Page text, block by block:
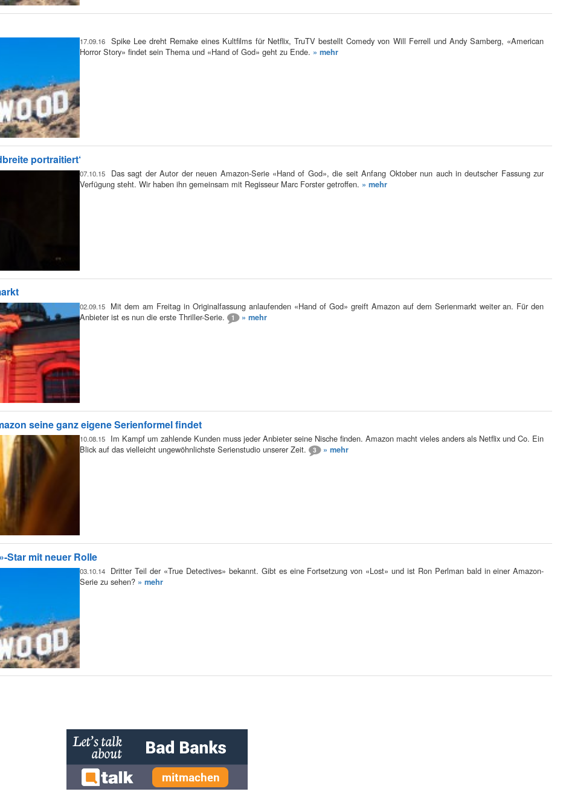
17.09.16
Spike Lee dreht Remake eines Kultfilms für Netflix, TruTV bestellt Comedy von Will Ferrell und Andy Samberg, «American
Horror Story» findet sein Thema und «Hand of God» geht zu Ende. » mehr
portraitiert‘
07.10.15
Das sagt der Autor der neuen Amazon-Serie «Hand of God», die seit Anfang Oktober nun auch in deutscher Fassung zur
Verfügung steht. Wir haben ihn gemeinsam mit Regisseur Marc Forster getroffen. » mehr
02.09.15
Mit dem am Freitag in Originalfassung anlaufenden «Hand of God» greift Amazon auf dem Serienmarkt weiter an. Für den
Anbieter ist es nun die erste Thriller-Serie.
1 » mehr
seine ganz eigene Serienformel findet
10.08.15
Im Kampf um zahlende Kunden muss jeder Anbieter seine Nische finden. Amazon macht vieles anders als Netflix und Co. Ein
Blick auf das vielleicht ungewöhnlichste Serienstudio unserer Zeit.
3 » mehr
Star mit neuer Rolle
03.10.14
Dritter Teil der «True Detectives» bekannt. Gibt es eine Fortsetzung von «Lost» und ist Ron Perlman bald in einer Amazon-
Serie zu sehen? » mehr